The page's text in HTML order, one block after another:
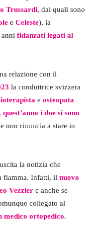
Trussardi, dai quali sono
e Celeste), la
fidanzati legati al
relazione con il
la conduttrice svizzera
e osteopata
quest’anno i due si sono
non rinuncia a stare in
la notizia che
fiamma. Infatti, il nuovo
Vezzier e anche se
collegato al
medico ortopedico.